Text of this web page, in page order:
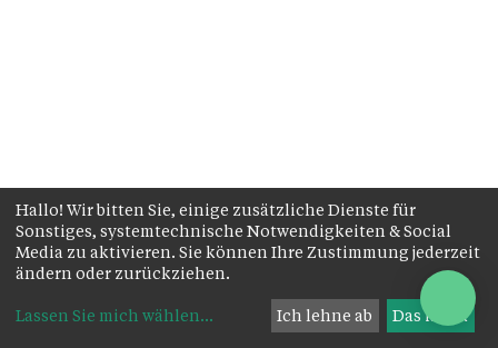
Hallo! Wir bitten Sie, einige zusätzliche Dienste für
Sonstiges, systemtechnische Notwendigkeiten & Social
Media zu aktivieren. Sie können Ihre Zustimmung jederzeit
ändern oder zurückziehen.
Lassen Sie mich wählen... Ich lehne ab Das ist ok